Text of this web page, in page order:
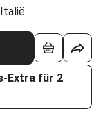
Extra für 2